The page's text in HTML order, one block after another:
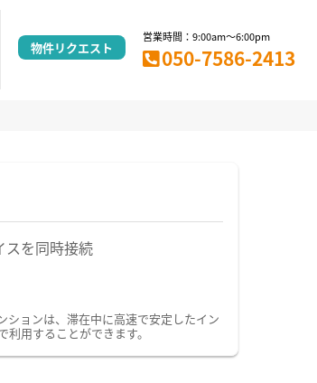
物件リクエスト
営業時間：9:00am～6:00pm
050-7586-2413
スを同時接続
ョンは、滞在中に高速で安定したイン
用することができます。